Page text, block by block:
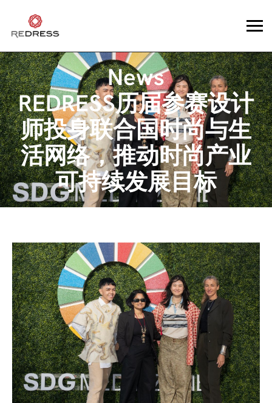
News
REDRESS历届参赛设计
师投身联合国时尚与生
活网络，推动时尚产业
可持续发展目标